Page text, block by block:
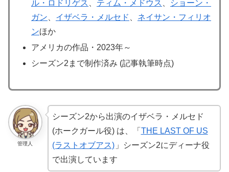
ル・ロドリゲス
ティム・メドウス
ショーン・
ガン
イザベラ・メルセド
ネイサン・フィリオ
ンほか
アメリカの作品・2023年～
シーズン2まで制作済み (記事執筆時点)
管理人
シーズン2から出演のイザベラ・メルセド
(ホークガール役) は、「 THE LAST OF US
(ラストオブアス) 」シーズン2にディーナ役
で出演しています